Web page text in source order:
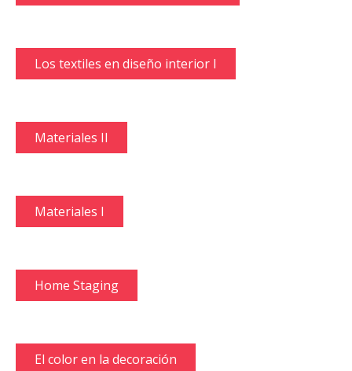
Los textiles en diseño interior I
Materiales II
Materiales I
Home Staging
El color en la decoración